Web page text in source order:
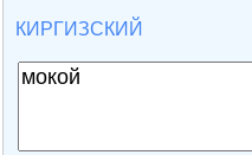
КИРГИЗСКИЙ